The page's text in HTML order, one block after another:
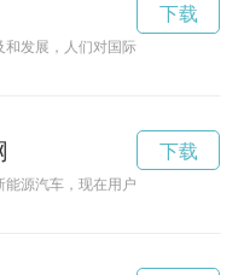
发展，人们对国际网络的需求越
下载
源汽车，现在用户可以通过加速
下载